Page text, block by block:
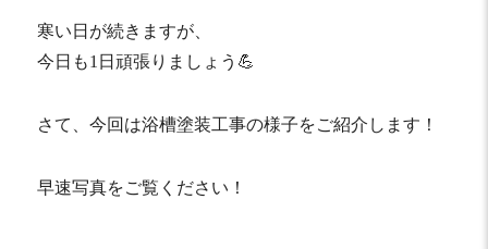
寒い日が続きますが、
今日も1日頑張りましょう💪
さて、今回は浴槽塗装工事の様子をご紹介します！
早速写真をご覧ください！